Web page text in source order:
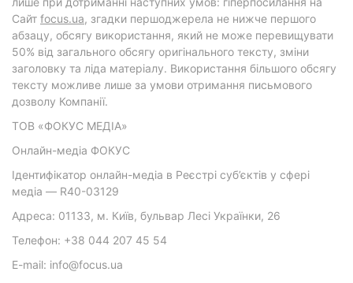
Cайт focus.ua, згадки першоджерела не нижче першого
абзацу, обсягу використання, який не може перевищувати
50% від загального обсягу оригінального тексту, зміни
заголовку та ліда матеріалу. Використання більшого обсягу
тексту можливе лише за умови отримання письмового
дозволу Компанії.
ТОВ «ФОКУС МЕДІА»
Онлайн-медіа ФОКУС
Ідентифікатор онлайн-медіа в Реєстрі суб’єктів у сфері
медіа — R40-03129
Адреса: 01133, м. Київ, бульвар Лесі Українки, 26
Телефон: +38 044 207 45 54
E-mail: info@focus.ua